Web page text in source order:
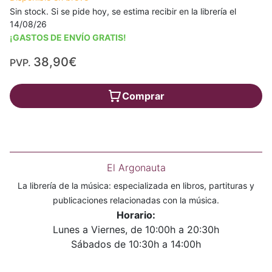
Sin stock. Si se pide hoy, se estima recibir en la librería el
14/08/26
¡GASTOS DE ENVÍO GRATIS!
PVP. 38,90€
Comprar
El Argonauta
La librería de la música: especializada en libros, partituras y
publicaciones relacionadas con la música.
Horario:
Lunes a Viernes, de 10:00h a 20:30h
Sábados de 10:30h a 14:00h